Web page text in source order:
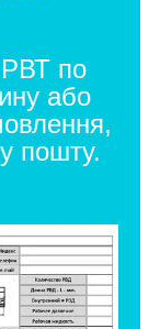
по
або
,
пошту.